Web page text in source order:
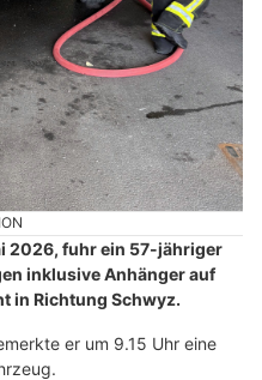
2026, fuhr ein 57-jähriger
inklusive Anhänger auf
in Richtung Schwyz.
er um 9.15 Uhr eine